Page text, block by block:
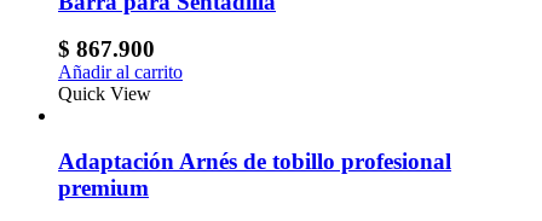
$ 867.900
Añadir al carrito
Quick View
Adaptación Arnés de tobillo profesional
premium